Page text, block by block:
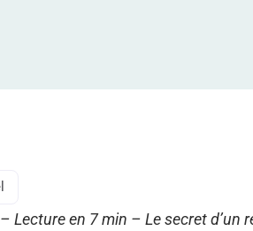
en 7 min – Le secret d’un